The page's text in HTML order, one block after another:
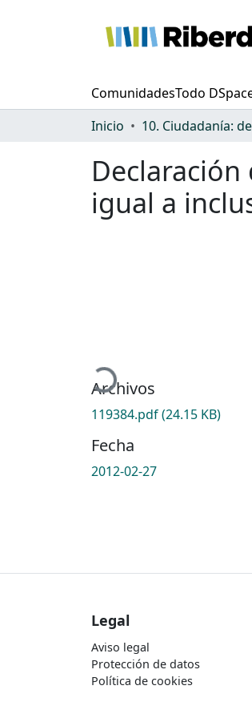
ComunidadesTodo
Inicio
igual a
Cargando...
Archivos
119384.pdf(24.15 KB)
Fecha
2012-02-27
Legal
Aviso legal
Protección de datos
Política de cookies